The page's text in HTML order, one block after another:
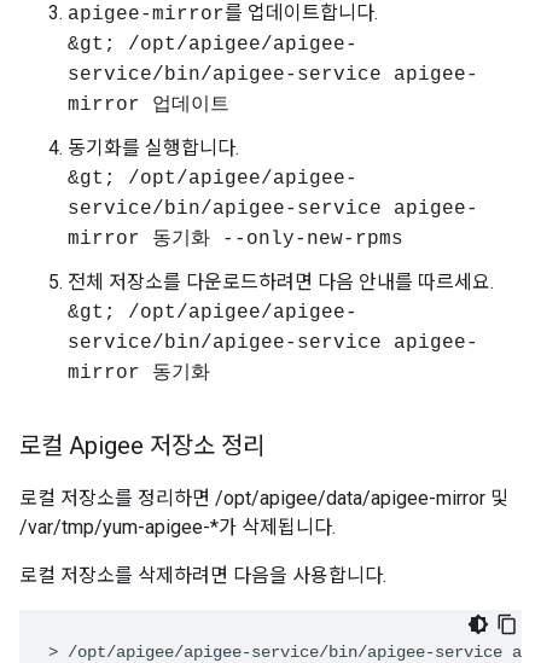
apigee-mirror를 업데이트합니다.
&gt; /opt/apigee/apigee-
service/bin/apigee-service apigee-
mirror 업데이트
동기화를 실행합니다.
&gt; /opt/apigee/apigee-
service/bin/apigee-service apigee-
mirror 동기화 --only-new-rpms
전체 저장소를 다운로드하려면 다음 안내를 따르세요.
&gt; /opt/apigee/apigee-
service/bin/apigee-service apigee-
mirror 동기화
로컬 Apigee 저장소 정리
로컬 저장소를 정리하면 /opt/apigee/data/apigee-mirror 및
/var/tmp/yum-apigee-*가 삭제됩니다.
로컬 저장소를 삭제하려면 다음을 사용합니다.
> /opt/apigee/apigee-service/bin/apigee-service